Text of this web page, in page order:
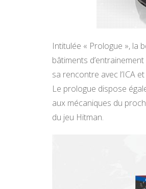
Intitulée « Prologue », la
bâtiments
sa rencontre avec l’ICA
Le prologue dispose
aux mécaniques du
du jeu Hitman.